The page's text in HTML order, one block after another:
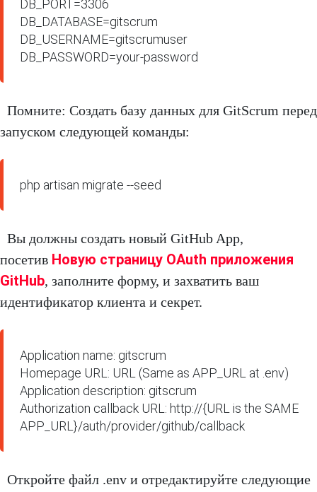
DB_PORT=3306
DB_DATABASE=gitscrum
DB_USERNAME=gitscrumuser
DB_PASSWORD=your-password
Помните: Создать базу данных для GitScrum перед
запуском следующей команды:
php artisan migrate --seed
Вы должны создать новый GitHub App,
посетив Новую страницу OAuth приложения
GitHub, заполните форму, и захватить ваш
идентификатор клиента и секрет.
Application name: gitscrum
Homepage URL: URL (Same as APP_URL at .env)
Application description: gitscrum
Authorization callback URL: http://{URL is the SAME
APP_URL}/auth/provider/github/callback
Откройте файл .env и отредактируйте следующие